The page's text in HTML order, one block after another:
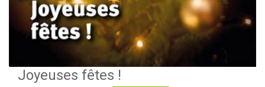
Joyeuses fêtes !